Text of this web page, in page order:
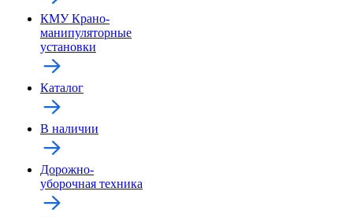
КМУ Крано-
манипуляторные
установки
Каталог
В наличии
Дорожно-
уборочная техника